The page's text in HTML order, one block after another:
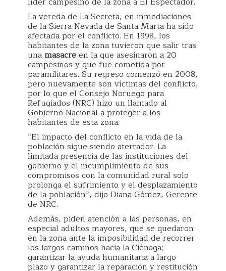
La vereda de La Secreta, en inmediaciones
de la Sierra Nevada de Santa Marta ha sido
afectada por el conflicto. En 1998, los
habitantes de la zona tuvieron que salir tras
unamasacreen la que asesinaron a 20
campesinos y que fue cometida por
paramilitares. Su regreso comenzó en 2008,
pero nuevamente son víctimas del conflicto,
por lo que el Consejo Noruego para
Refugiados (NRC) hizo un llamado al
Gobierno Nacional a proteger a los
habitantes de esta zona.
“El impacto del conflicto en la vida de la
población sigue siendo aterrador. La
limitada presencia de las instituciones del
gobierno y el incumplimiento de sus
compromisos con la comunidad rural solo
prolonga el sufrimiento y el desplazamiento
de la población”, dijo Diana Gómez, Gerente
de NRC.
Además, piden atención a las personas, en
especial adultos mayores, que se quedaron
en la zona ante la imposibilidad de recorrer
los largos caminos hacia la Ciénaga;
garantizar la ayuda humanitaria a largo
plazo y garantizar la reparación y restitución